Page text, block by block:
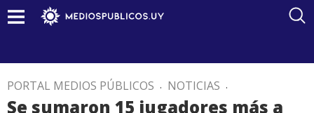
PORTAL MEDIOS PÚBLICOS . NOTICIAS .
Se sumaron 15 jugadores más a